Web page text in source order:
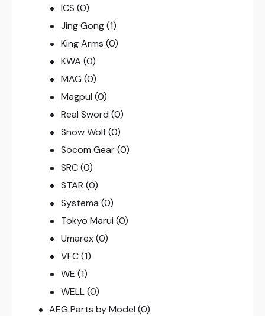
ICS (0)
Jing Gong (1)
King Arms (0)
KWA (0)
MAG (0)
Magpul (0)
Real Sword (0)
Snow Wolf (0)
Socom Gear (0)
SRC (0)
STAR (0)
Systema (0)
Tokyo Marui (0)
Umarex (0)
VFC (1)
WE (1)
WELL (0)
AEG Parts by Model (0)